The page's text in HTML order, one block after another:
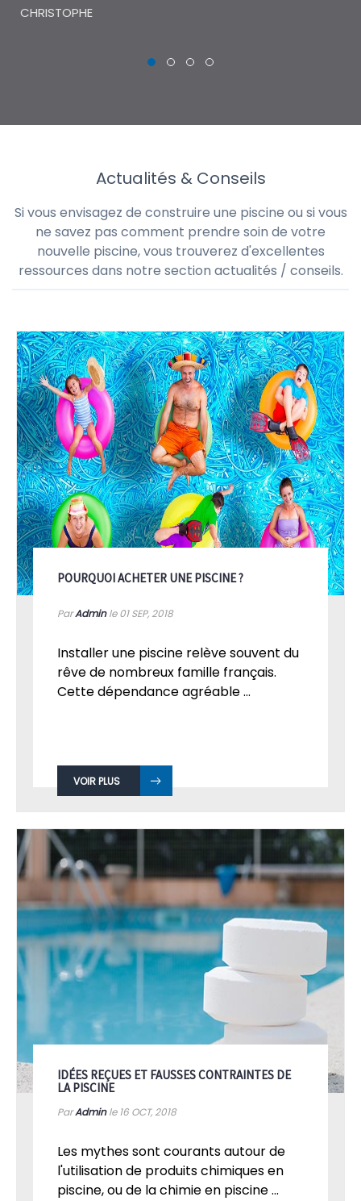
CHRISTOPHE
Actualités & Conseils
Si vous envisagez de construire une piscine ou si vous
ne savez pas comment prendre soin de votre
nouvelle piscine, vous trouverez d'excellentes
ressources dans notre section actualités / conseils.
POURQUOI ACHETER UNE PISCINE ?
ParAdminle 01SEP, 2018
Installer une piscine relève souvent du
rêve de nombreux famille français.
Cette dépendance agréable ...
VOIR PLUS
IDÉES REÇUES ET FAUSSES CONTRAINTES DE
LA PISCINE
ParAdminle 16 OCT, 2018
Les mythes sont courants autour de
l'utilisation de produits chimiques en
piscine, ou de la chimie en piscine ...